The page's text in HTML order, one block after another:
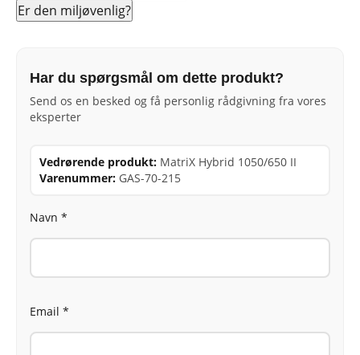
Er den miljøvenlig?
Har du spørgsmål om dette produkt?
Send os en besked og få personlig rådgivning fra vores
eksperter
Vedrørende produkt: MatriX Hybrid 1050/650 II
Varenummer: GAS-70-215
Navn *
Email *